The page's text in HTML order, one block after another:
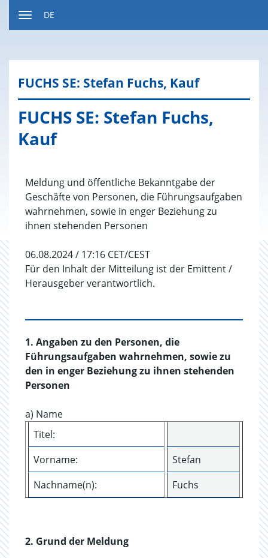
Inhalt
DE
FUCHS SE: Ste­fan Fuchs, Kauf
FUCHS SE: Ste­fan Fuchs,
Kauf
Meldung und öffentliche Bekanntgabe der
Geschäfte von Personen, die Führungsaufgaben
wahrnehmen, sowie in enger Beziehung zu
ihnen stehenden Personen
06.08.2024 / 17:16 CET/CEST
Für den Inhalt der Mitteilung ist der Emittent /
Herausgeber verantwortlich.
1. Angaben zu den Personen, die
Führungsaufgaben wahrnehmen, sowie zu
den in enger Beziehung zu ihnen stehenden
Personen
a) Name
Titel:
Vorname:
Stefan
Nachname(n):
Fuchs
2. Grund der Meldung